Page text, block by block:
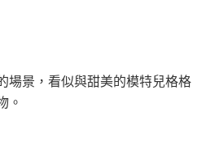
場景，看似與甜美的模特兒格格
。